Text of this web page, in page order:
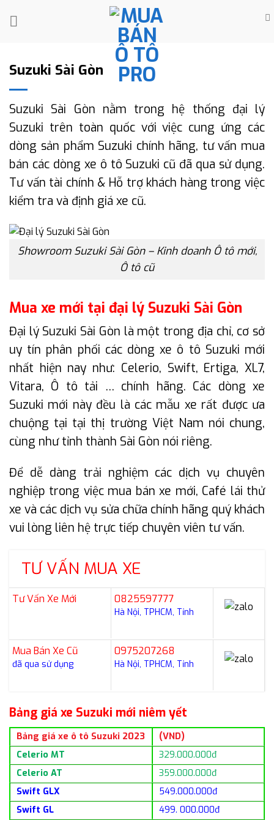
Suzuki Sài Gòn
Suzuki Sài Gòn nằm trong hệ thống đại lý
Suzuki trên toàn quốc với việc cung ứng các
dòng sản phẩm Suzuki chính hãng, tư vấn mua
bán các dòng xe ô tô Suzuki cũ đã qua sử dụng.
Tư vấn tài chính & Hỗ trợ khách hàng trong việc
kiểm tra và định giá xe cũ.
Showroom Suzuki Sài Gòn – Kinh doanh Ô tô mới,
Ô tô cũ
Mua xe mới tại đại lý Suzuki Sài Gòn
Đại lý Suzuki Sài Gòn là một trong địa chỉ, cơ sở
uy tín phân phối các dòng xe ô tô Suzuki mới
nhất hiện nay như: Celerio, Swift, Ertiga, XL7,
Vitara, Ô tô tải … chính hãng. Các dòng xe
Suzuki mới này đều là các mẫu xe rất được ưa
chuộng tại tại thị trường Việt Nam nói chung,
cùng như tỉnh thành Sài Gòn nói riêng.
Để dễ dàng trải nghiệm các dịch vụ chuyên
nghiệp trong việc mua bán xe mới, Café lái thử
xe và các dịch vụ sửa chữa chính hãng quý khách
vui lòng liên hệ trực tiếp chuyên viên tư vấn.
TƯ VẤN MUA XE
Tư Vấn Xe Mới 0825597777
Hà Nội, TPHCM, Tỉnh
Mua Bán Xe Cũ
đã qua sử dụng
0975207268
Hà Nội, TPHCM, Tỉnh
Bảng giá xe Suzuki mới niêm yết
Bảng giá xe ô tô Suzuki 2023
(VND)
Celerio MT
329.000.000đ
Celerio AT
359.000.000đ
Swift GLX
549.000.000đ
Swift GL
499. 000.000đ